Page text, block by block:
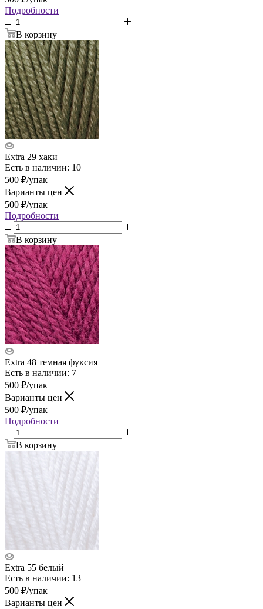
Подробности
В корзину
Extra 29 хаки
Есть в наличии: 10
500 ₽/упак
Варианты цен
500 ₽/упак
Подробности
В корзину
Extra 48 темная фуксия
Есть в наличии: 7
500 ₽/упак
Варианты цен
500 ₽/упак
Подробности
В корзину
Extra 55 белый
Есть в наличии: 13
500 ₽/упак
Варианты цен